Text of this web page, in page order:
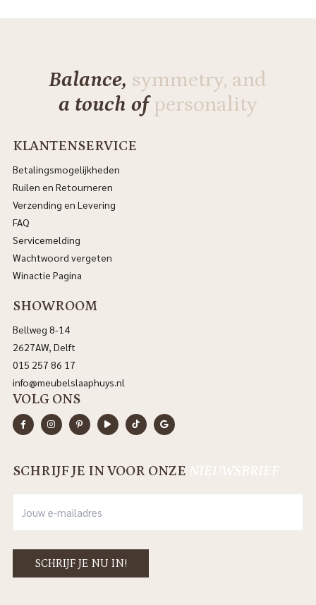
Balance, symmetry, and
a touch ofpersonality
KLANTENSERVICE
Betalingsmogelijkheden
Ruilen en Retourneren
Verzending en Levering
FAQ
Servicemelding
Wachtwoord vergeten
Winactie Pagina
SHOWROOM
Bellweg 8-14
2627AW, Delft
015 257 86 17
info@meubelslaaphuys.nl
VOLG ONS
SCHRIJF JE IN VOOR ONZE NIEUWSBRIEF